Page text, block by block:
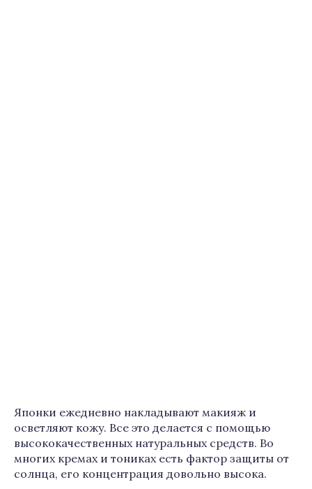
Японки ежедневно накладывают макияж и
осветляют кожу. Все это делается с помощью
высококачественных натуральных средств. Во
многих кремах и тониках есть фактор защиты от
солнца, его концентрация довольно высока.